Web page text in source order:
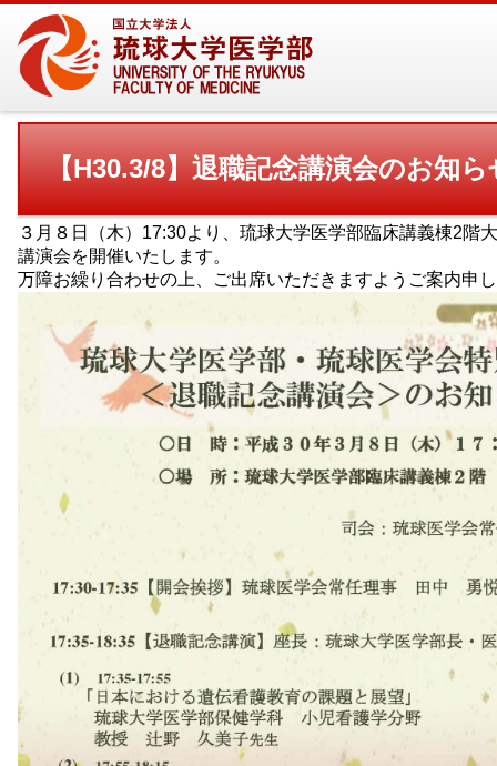
【H30.3/8】退職記念講演会のお知ら
３月８日（木）17:30より、琉球大学医学部臨床講義棟2階
講演会を開催いたします。
万障お繰り合わせの上、ご出席いただきますようご案内申